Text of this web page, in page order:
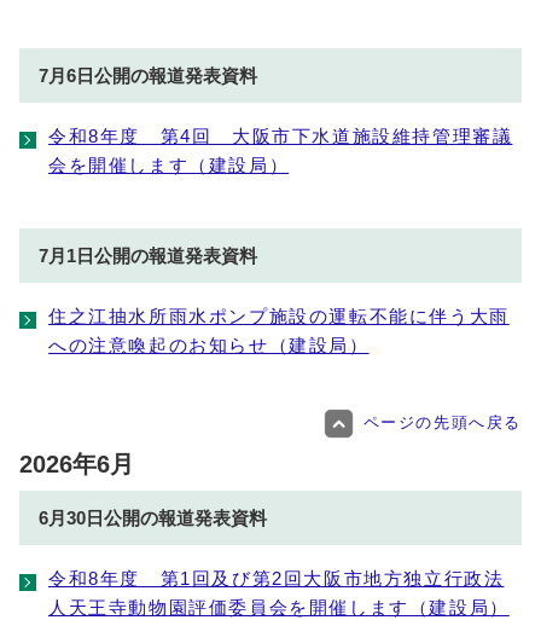
7月6日公開の報道発表資料
令和8年度 第4回 大阪市下水道施設維持管理審議
会を開催します（建設局）
7月1日公開の報道発表資料
住之江抽水所雨水ポンプ施設の運転不能に伴う大雨
への注意喚起のお知らせ（建設局）
ページの先頭へ戻る
2026年6月
6月30日公開の報道発表資料
令和8年度 第1回及び第2回大阪市地方独立行政法
人天王寺動物園評価委員会を開催します（建設局）